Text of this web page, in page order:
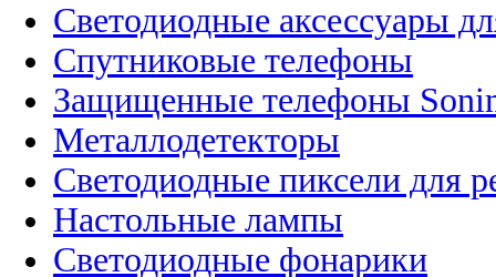
Светодиодные аксессуары
Спутниковые телефоны
Защищенные телефоны
Металлодетекторы
Светодиодные пиксели для
Настольные лампы
Светодиодные фонарики